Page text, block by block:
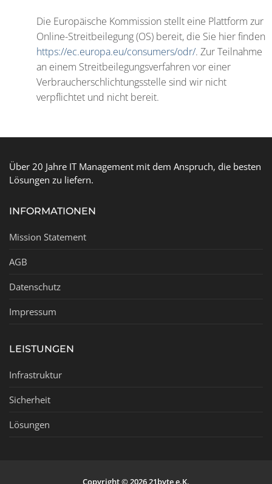
Die Europäische Kommission stellt eine Plattform zur
Online-Streitbeilegung (OS) bereit, die Sie hier finden
https://ec.europa.eu/consumers/odr/. Zur Teilnahme
an einem Streitbeilegungsverfahren vor einer
Verbraucherschlichtungsstelle sind wir nicht
verpflichtet und nicht bereit.
Über 20 Jahre IT Management mit dem Anspruch, die besten
Lösungen zu liefern.
INFORMATIONEN
Mission Statement
AGB
Datenschutz
Impressum
LEISTUNGEN
Infrastruktur
Sicherheit
Lösungen
Copyright © 2026 21byte e.K.